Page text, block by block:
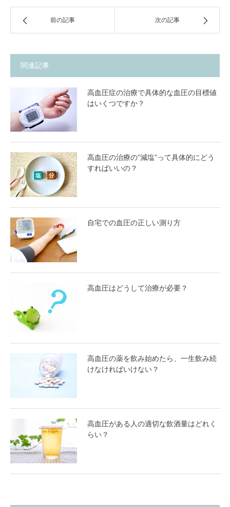
前の記事 次の記事
関連記事
高血圧症の治療で具体的な血圧の目標値
はいくつですか？
高血圧の治療の”減塩”って具体的にどう
すればいいの？
自宅での血圧の正しい測り方
高血圧はどうして治療が必要？
高血圧の薬を飲み始めたら、一生飲み続
けなければいけない？
高血圧がある人の適切な飲酒量はどれく
らい？